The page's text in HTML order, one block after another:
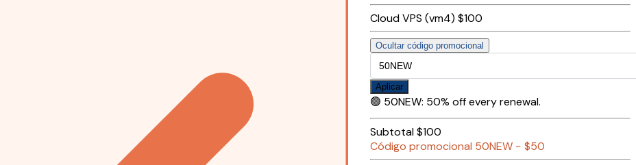
Cloud VPS (vm4) $100
Ocultar código promocional
Aplicar
🟢 50NEW: 50% off every renewal.
Subtotal$100
Código promocional 50NEW − $50